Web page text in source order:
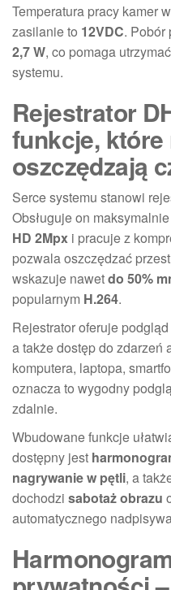
Temperatura pracy kamer
zasilanie to 12VDC. Pobór
2,7 W, co pomaga
systemu.
Rejestrator
funkcje, które
oszczędzają
Serce systemu stanowi
Obsługuje on maksymalnie
HD 2Mpx i pracuje z
pozwala oszczędzać
wskazuje nawetdo 50%
popularnym H.264.
Rejestrator oferuje
a także dostęp do zdarzeń
komputera, laptopa,
oznacza to wygodny
zdalnie.
Wbudowane funkcje
dostępny jest
nagrywanie w pętli, a
dochodzi sabotaż obrazu
automatycznego